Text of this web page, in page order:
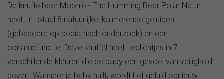
De knuffelbeer Moonie - The Humming Bear Polar Natur
heeft in totaal 8 natuurlijke, kalmerende geluiden
(gebaseerd op pediatrisch onderzoek) en een
opnamefunctie. Deze knuffel heeft ledlichtjes in 7
verschillende kleuren die de baby een gevoel van veiligheid
geven. Wanneer je baby huilt, wordt het geluid opnieuw